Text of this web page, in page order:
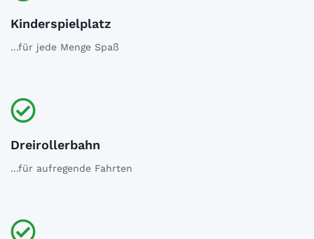
Kinderspielplatz
...für jede Menge Spaß
Dreirollerbahn
...für aufregende Fahrten